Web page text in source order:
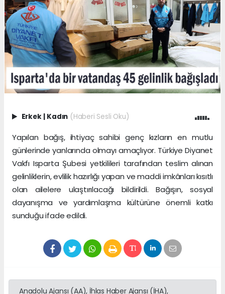
Erkek | Kadın (Haberi Sesli Oku)
Yapılan bağış, ihtiyaç sahibi genç kızların en mutlu
günlerinde yanlarında olmayı amaçlıyor. Türkiye Diyanet
Vakfı Isparta Şubesi yetkilileri tarafından teslim alınan
gelinliklerin, evlilik hazırlığı yapan ve maddi imkânları kısıtlı
olan ailelere ulaştırılacağı bildirildi. Bağışın, sosyal
dayanışma ve yardımlaşma kültürüne önemli katkı
sunduğu ifade edildi.
Anadolu Ajansı (AA), İhlas Haber Ajansı (İHA),